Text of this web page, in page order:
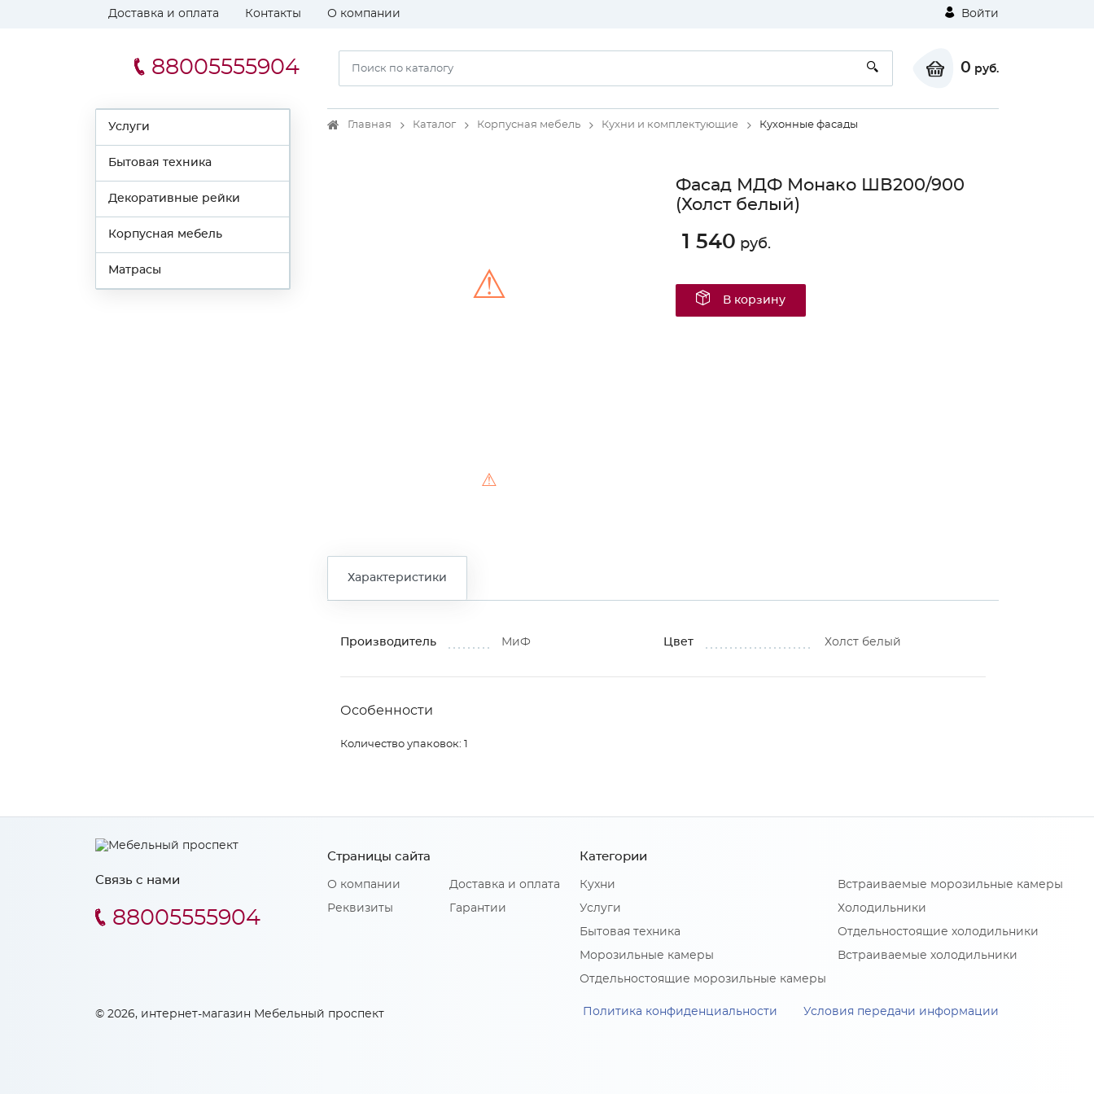
Доставка и оплата Контакты О компании Войти
88005555904 0 руб.
Услуги
Бытовая техника
Декоративные рейки
Корпусная мебель
Матрасы
Главная Каталог Корпусная мебель Кухни и комплектующие Кухонные фасады
⚠
⚠
Фасад МДФ Монако ШВ200/900
(Холст белый)
1 540 руб.
В корзину
Характеристики
Производитель МиФ Цвет Холст белый
Особенности
Количество упаковок: 1
Связь с нами
88005555904
Страницы сайта
О компании
Реквизиты
Доставка и оплата
Гарантии
Категории
Кухни
Услуги
Бытовая техника
Морозильные камеры
Отдельностоящие морозильные камеры
Встраиваемые морозильные камеры
Холодильники
Отдельностоящие холодильники
Встраиваемые холодильники
© 2026, интернет-магазин Мебельный проспект Политика конфиденциальности Условия передачи информации